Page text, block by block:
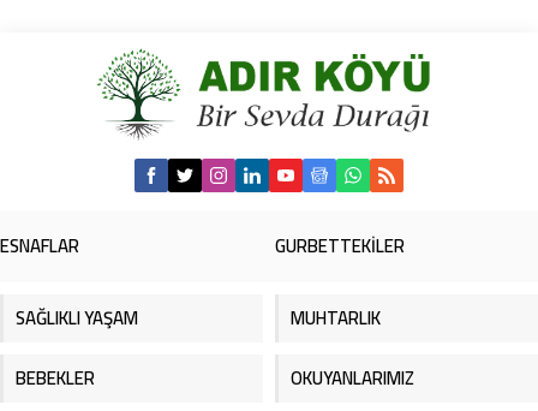
ESNAFLAR GURBETTEKİLER
SAĞLIKLI YAŞAM
MUHTARLIK
BEBEKLER
OKUYANLARIMIZ